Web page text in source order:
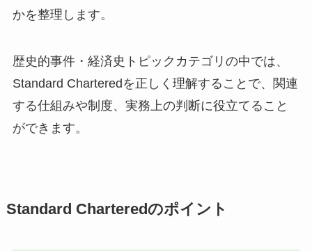
かを整理します。
歴史的事件・経済史トピックカテゴリの中では、
Standard Charteredを正しく理解することで、関連
する仕組みや制度、実務上の判断に役立てること
ができます。
Standard Charteredのポイント